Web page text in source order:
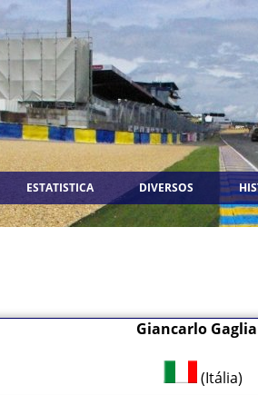
ESTATISTICA DIVERSOS
Giancarlo
(Itália)